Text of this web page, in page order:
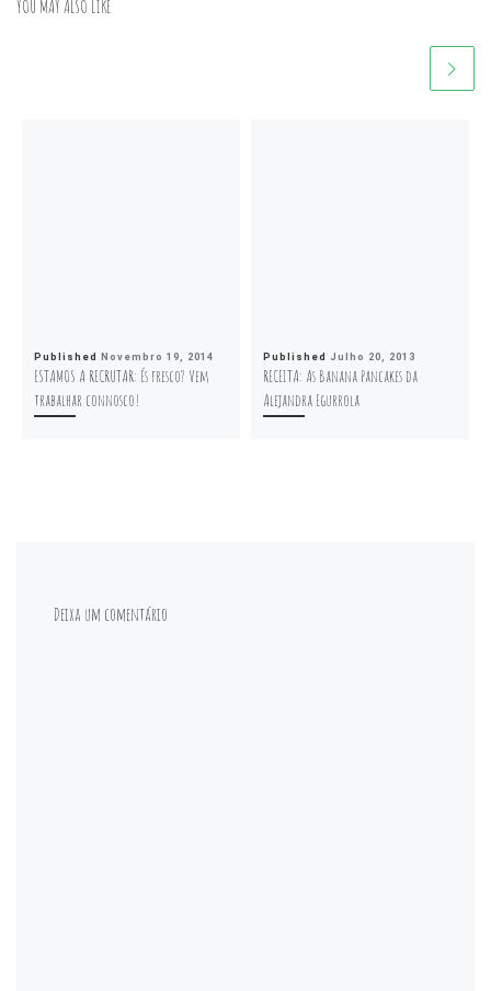
YOU MAY ALSO LIKE
Published Novembro 19, 2014
ESTAMOS A RECRUTAR: És fresco? Vem
trabalhar connosco!
Published Julho 20, 2013
RECEITA: As Banana Pancakes da
Alejandra Egurrola
Deixa um comentário